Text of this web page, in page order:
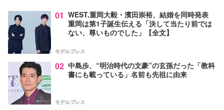
01 WEST.重岡大毅・濱田崇裕、結婚を同時発表
重岡は第1子誕生伝える「決して当たり前では
ない、尊いものでした」【全文】
モデルプレス
02 中島歩、“明治時代の文豪”の玄孫だった「教科
書にも載っている」名前も先祖に由来
モデルプレス